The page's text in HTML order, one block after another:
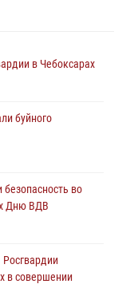
в Чебоксарах
буйного
во
Дню ВДВ
в совершении